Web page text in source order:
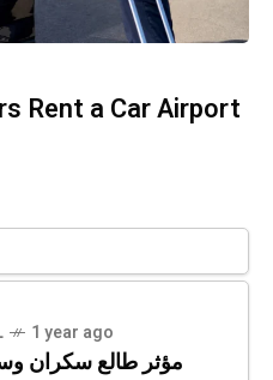
Rent a Car Airport
1 year ago
مؤثر طالع سكران